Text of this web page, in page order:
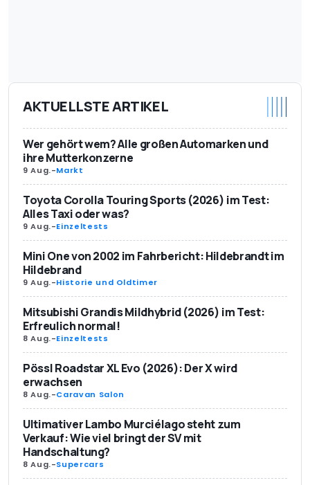
AKTUELLSTE ARTIKEL
Wer gehört wem? Alle großen Automarken und
ihre Mutterkonzerne
9 Aug.-Markt
Toyota Corolla Touring Sports (2026) im Test:
Alles Taxi oder was?
9 Aug.-Einzeltests
Mini One von 2002 im Fahrbericht: Hildebrandt im
Hildebrand
9 Aug.-Historie und Oldtimer
Mitsubishi Grandis Mildhybrid (2026) im Test:
Erfreulich normal!
8 Aug.-Einzeltests
Pössl Roadstar XL Evo (2026): Der X wird
erwachsen
8 Aug.-Caravan Salon
Ultimativer Lambo Murciélago steht zum
Verkauf: Wie viel bringt der SV mit
Handschaltung?
8 Aug.-Supercars